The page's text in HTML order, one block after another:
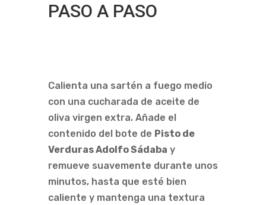
PASO A PASO
Calienta una sartén a fuego medio
con una cucharada de aceite de
oliva virgen extra. Añade el
contenido del bote de Pisto de
Verduras Adolfo Sádaba y
remueve suavemente durante unos
minutos, hasta que esté bien
caliente y mantenga una textura